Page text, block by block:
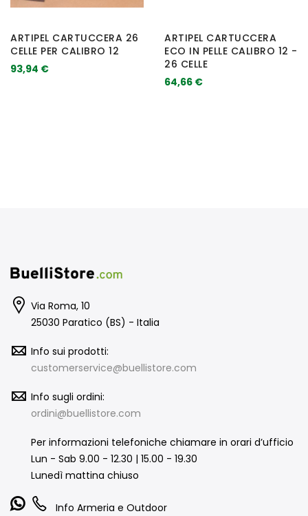
ARTIPEL CARTUCCERA 26
CELLE PER CALIBRO 12
93,94 €
ARTIPEL CARTUCCERA
ECO IN PELLE CALIBRO 12 -
26 CELLE
64,66 €
Via Roma, 10
25030 Paratico (BS) - Italia
Info sui prodotti:
customerservice@buellistore.com
Info sugli ordini:
ordini@buellistore.com
Per informazioni telefoniche chiamare in orari d’ufficio
Lun - Sab 9.00 - 12.30 | 15.00 - 19.30
Lunedì mattina chiuso
Info Armeria e Outdoor